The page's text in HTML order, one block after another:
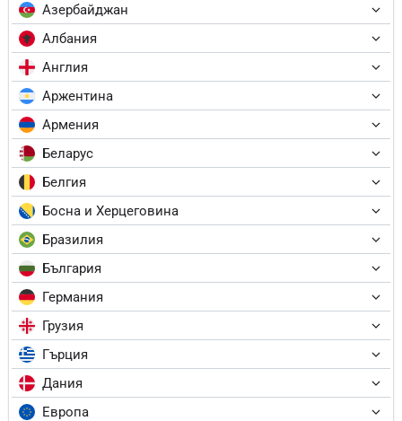
Азербайджан
Албания
Англия
Аржентина
Армения
Беларус
Белгия
Босна и Херцеговина
Бразилия
България
Германия
Грузия
Гърция
Дания
Европа